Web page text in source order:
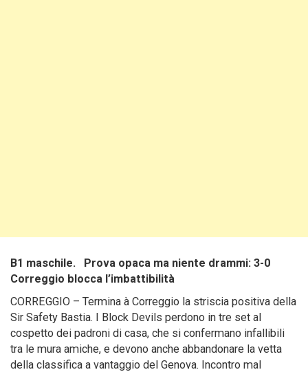
B1 maschile. Prova opaca ma niente drammi: 3-0
Correggio blocca l’imbattibilità
CORREGGIO – Termina à Correggio la striscia positiva della
Sir Safety Bastia. I Block Devils perdono in tre set al
cospetto dei padroni di casa, che si confermano infallibili
tra le mura amiche, e devono anche abbandonare la vetta
della classifica a vantaggio del Genova. Incontro mal